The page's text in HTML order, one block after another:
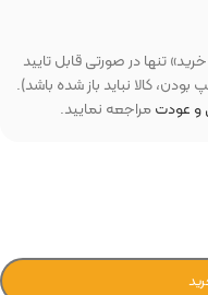
تنها در صورتی قابل تایید
کالا نباید باز شده باشد).
و عودتمراجعه نمایید.